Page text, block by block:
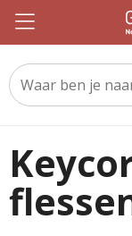
Beurs &
Drinkwaren
Elektronica en
Custom made
Custom made
Custom made
WMF
JBL
Igloo
Geslaagden en
Koningsdag
Kerstsjaals
Kerstpakketten
Keuzekado